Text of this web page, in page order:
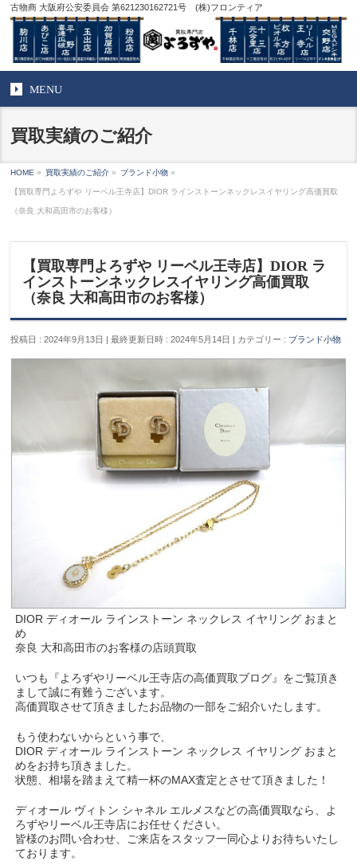
古物商 大阪府公安委員会 第621230162721号 (株)フロンティア
MENU
買取実績のご紹介
HOME » 買取実績のご紹介 » ブランド小物 »
【買取専門よろずや リーベル王寺店】DIOR ラインストーンネックレスイヤリング高価買取
（奈良 大和高田市のお客様）
【買取専門よろずや リーベル王寺店】DIOR ラ
インストーンネックレスイヤリング高価買取
（奈良 大和高田市のお客様）
投稿日 : 2024年9月13日 最終更新日時 : 2024年5月14日 カテゴリー : ブランド小物
DIOR ディオール ラインストーン ネックレス イヤリング おまと
め
奈良 大和高田市のお客様の店頭買取
いつも『よろずやリーベル王寺店の高価買取ブログ』をご覧頂き
まして誠に有難うございます。
高価買取させて頂きましたお品物の一部をご紹介いたします。
もう使わないからという事で、
DIOR ディオール ラインストーン ネックレス イヤリング おまと
めをお持ち頂きました。
状態、相場を踏まえて精一杯のMAX査定とさせて頂きました！
ディオール ヴィトン シャネル エルメスなどの高価買取なら、よ
ろずやリーベル王寺店にお任せください。
皆様のお問い合わせ、ご来店をスタッフ一同心よりお待ちいたし
ております。